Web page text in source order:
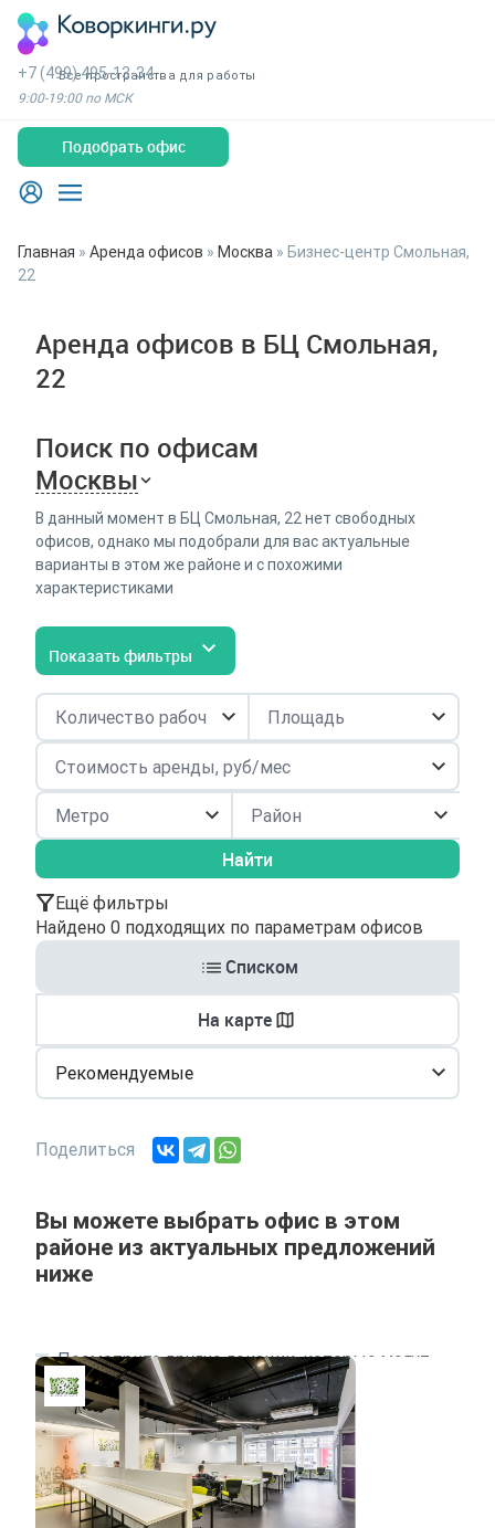
Все пространства для работы
+7 (499) 495-13-34
9:00-19:00 по МСК
Подобрать офис
Главная » Аренда офисов » Москва » Бизнес-центр Смольная,
22
Аренда офисов в БЦ Смольная,
22
Поиск по офисам
Москвы
В данный момент в БЦ Смольная, 22 нет свободных
офисов, однако мы подобрали для вас актуальные
варианты в этом же районе и с похожими
характеристиками
Показать фильтры
Район
Найти
Ещё фильтры
Найдено 0 подходящих по параметрам офисов
Списком
На карте
Рекомендуемые
Поделиться
Вы можете выбрать офис в этом
районе из актуальных предложений
ниже
Посмотрите другие локации, которые могут
подходить под ваш запрос